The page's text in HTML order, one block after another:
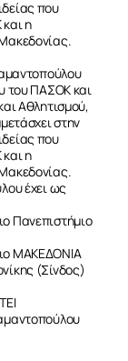
που
η
του ΠΑΣΟΚ και
Αθλητισμού,
στην
που
η
έχει ως
ΜΑΚΕΔΟΝΙΑ
(Σίνδος)
–